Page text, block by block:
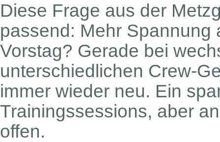
Diese Frage aus der
passend: Mehr Spannung
Vorstag? Gerade bei
unterschiedlichen Crew-
immer wieder neu. Ein
Trainingssessions, aber
offen.